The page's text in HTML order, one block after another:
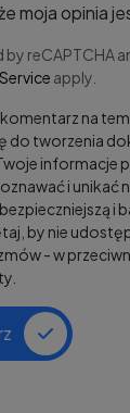
moja opinia
reCAPTCHA
apply.
na
do tworzenia
informacje
i unikać
i
by nie
- w